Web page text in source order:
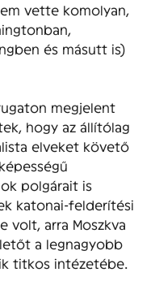
vette komolyan,
és másutt is)
megjelent
hogy az állítólag
elveket követő
polgárait is
katonai-felderítési
volt, arra Moszkva
a legnagyobb
titkos intézetébe.